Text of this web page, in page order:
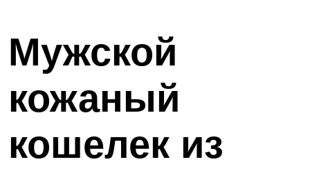
Мужской
кожаный
кошелек из